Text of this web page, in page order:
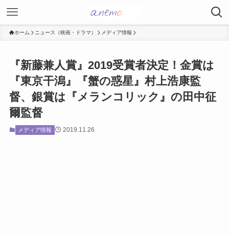
ホーム ニュース（映画・ドラマ） メディア情報
『新藤兼人賞』2019受賞者決定！金賞は
『東京干潟』『蟹の惑星』村上浩康監
督、銀賞は『メランコリック』の田中征
爾監督
メディア情報 2019.11.26